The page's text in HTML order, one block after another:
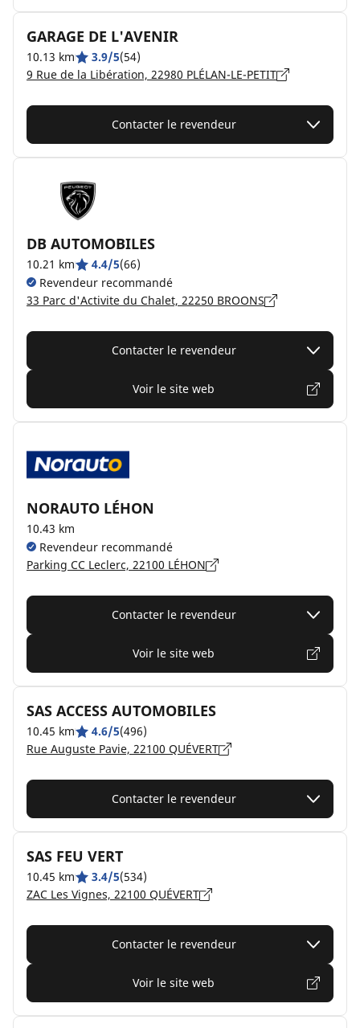
GARAGE DE L'AVENIR
10.13 km 3.9/5(54)
9 Rue de la Libération, 22980 PLÉLAN-LE-PETIT
Contacter le revendeur
DB AUTOMOBILES
10.21 km 4.4/5(66)
Revendeur recommandé
33 Parc d'Activite du Chalet, 22250 BROONS
Contacter le revendeur
Voir le site web
NORAUTO LÉHON
10.43 km
Revendeur recommandé
Parking CC Leclerc, 22100 LÉHON
Contacter le revendeur
Voir le site web
SAS ACCESS AUTOMOBILES
10.45 km 4.6/5(496)
Rue Auguste Pavie, 22100 QUÉVERT
Contacter le revendeur
SAS FEU VERT
10.45 km 3.4/5(534)
ZAC Les Vignes, 22100 QUÉVERT
Contacter le revendeur
Voir le site web